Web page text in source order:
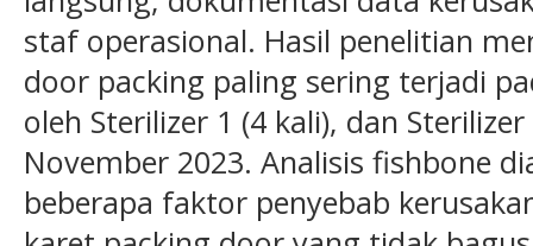
staf operasional. Hasil penelitian
door packing paling sering terjadi
oleh Sterilizer 1 (4 kali), dan
November 2023. Analisis fishbone
beberapa faktor penyebab